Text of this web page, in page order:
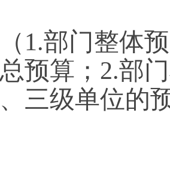
（1.部门整体
预算；2.部
三级单位的